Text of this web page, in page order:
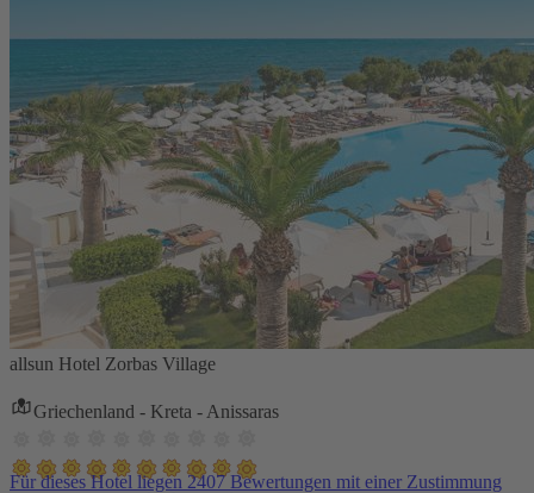
allsun Hotel Zorbas Village
Griechenland - Kreta - Anissaras
Für dieses Hotel liegen 2407 Bewertungen mit einer Zustimmung